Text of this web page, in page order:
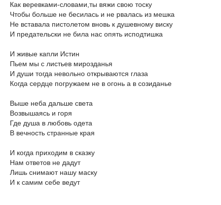
Как веревками-словами,ты вяжи свою тоску
Чтобы больше не бесилась и не рвалась из мешка
Не вставала пистолетом вновь к душевному виску
И предательски не била нас опять исподтишка
И живые капли Истин
Пьем мы с листьев мирозданья
И души тогда невольно открываются глаза
Когда сердце погружаем не в огонь а в созиданье
Выше неба дальше света
Возвышаясь и горя
Где душа в любовь одета
В вечность странные края
И когда приходим в сказку
Нам ответов не дадут
Лишь снимают нашу маску
И к самим себе ведут